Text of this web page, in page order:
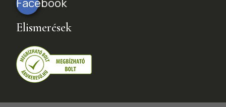
Facebook
Elismerések